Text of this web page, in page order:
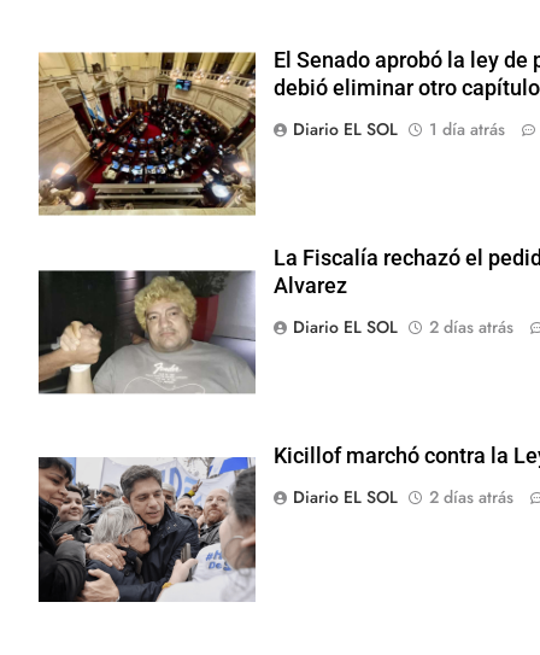
El Senado aprobó la ley
debió eliminar otro capítulo
Diario EL SOL
1 día atrás
La Fiscalía rechazó el
Alvarez
Diario EL SOL
2 días atrás
Kicillof marchó contra la
Diario EL SOL
2 días atrás